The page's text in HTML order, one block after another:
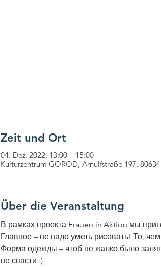
Zeit und Ort
04. Dez. 2022, 13:00 – 15:00
Kulturzentrum GOROD, Arnulfstraße 197,
Über die Veranstaltung
В рамках проекта Frauen in Aktion мы
Главное – не надо уметь рисовать! То,
Форма одежды – чтоб не жалко было
не спасти :)